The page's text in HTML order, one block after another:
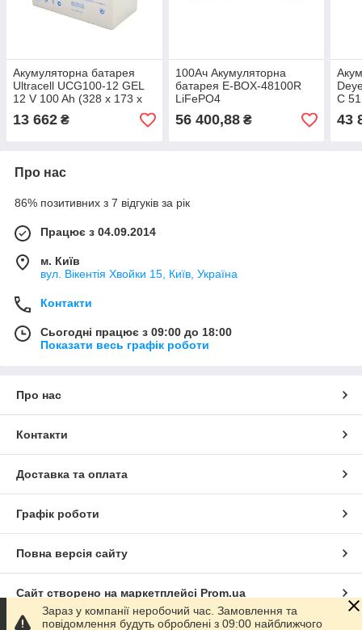
Акумуляторна батарея
Ultracell UCG100-12 GEL
12 V 100 Ah (328 x 173 x
232) White Q1/48
13 662 ₴
100Ач Акумуляторна
батарея E-BOX-48100R
LiFePO4
51.2V100Аh(5.12kWh)
440x620x117 , 51kg
56 400,88₴
C
43
Про нас
86% позитивних з 7 відгуків за рік
Працює з 04.09.2014
м. Київ
вул. Вікентія Хвойки 15, Київ, Україна
Контакти
Сьогодні працює з 09:00 до 18:00
Показати весь графік роботи
Про нас
Контакти
Доставка та оплата
Графік роботи
Повна версія сайту
Сайт створено на маркетплейсі Prom.ua
Зараз у компанії неробочий час. Замовлення та
повідомлення будуть оброблені з 09:00 найближчого